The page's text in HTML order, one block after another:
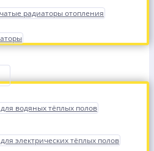
радиаторы отопления
водяных тёплых полов
электрических тёплых полов